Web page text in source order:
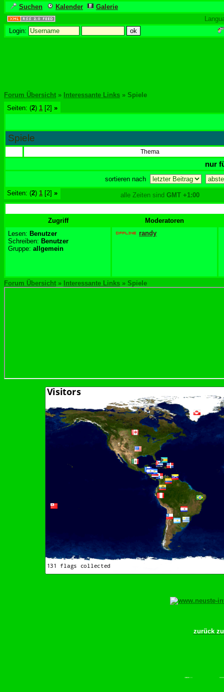
Suchen Kalender
Galerie
Login:
Forum Übersicht » Interessante Links » Spiele
Seiten: (2) 1 [2] »
Spiele
Thema
nur
sortieren nach
Seiten: (2) 1 [2] » alle Zeiten sind GMT +1:00
Zugriff
Moderatoren
Lesen: Benutzer
Schreiben: Benutzer
Gruppe: allgemein
randy
Forum Übersicht » Interessante Links » Spiele
zurück
Bitte